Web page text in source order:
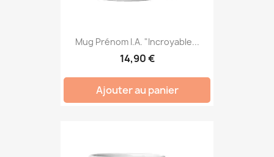
Mug Prénom I.A. "Incroyable...
14,90 €
Ajouter au panier